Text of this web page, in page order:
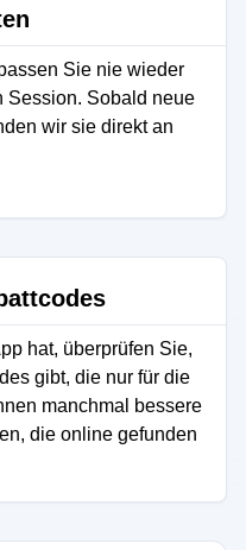
Sie nie wieder
Session. Sobald neue
wir sie direkt an
hat, überprüfen Sie,
gibt, die nur für die
manchmal bessere
die online gefunden